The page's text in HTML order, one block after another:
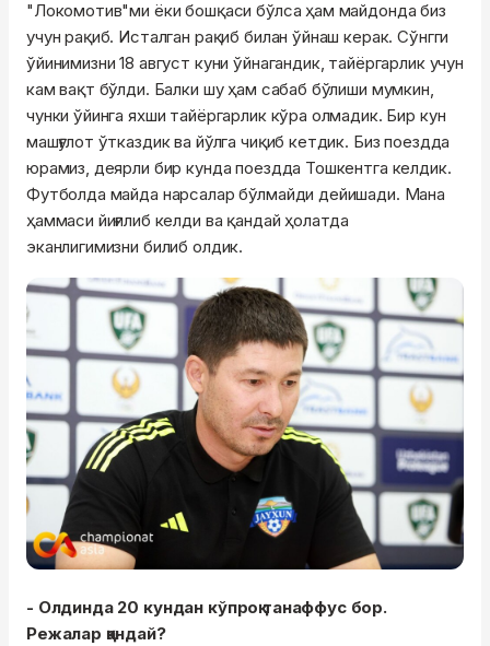
"Локомотив"ми ёки бошқаси бўлса ҳам майдонда биз
учун рақиб. Исталган рақиб билан ўйнаш керак. Сўнгги
ўйинимизни 18 август куни ўйнагандик, тайёргарлик учун
кам вақт бўлди. Балки шу ҳам сабаб бўлиши мумкин,
чунки ўйинга яхши тайёргарлик кўра олмадик. Бир кун
машғулот ўтказдик ва йўлга чиқиб кетдик. Биз поездда
юрамиз, деярли бир кунда поездда Тошкентга келдик.
Футболда майда нарсалар бўлмайди дейишади. Мана
ҳаммаси йиғилиб келди ва қандай ҳолатда
эканлигимизни билиб олдик.
- Олдинда 20 кундан кўпроқ танаффус бор.
Режалар қандай?